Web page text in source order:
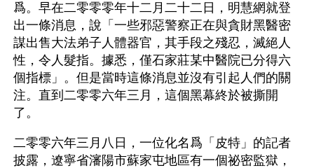
爲。早在二零零零年十二月二十二日，明慧網就登
出一條消息，說「一些邪惡警察正在與貪財黑醫密
謀出售大法弟子人體器官，其手段之殘忍，滅絕人
性，令人髮指。據悉，僅石家莊某中醫院已分得六
個指標」。但是當時這條消息並沒有引起人們的關
注。直到二零零六年三月，這個黑幕終於被撕開
了。
二零零六年三月八日，一位化名爲「皮特」的記者
披露，遼寧省瀋陽市蘇家屯地區有一個祕密監獄，